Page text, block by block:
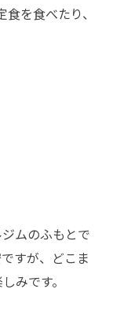
を食べたり、
ムのふもとで
すが、どこま
みです。